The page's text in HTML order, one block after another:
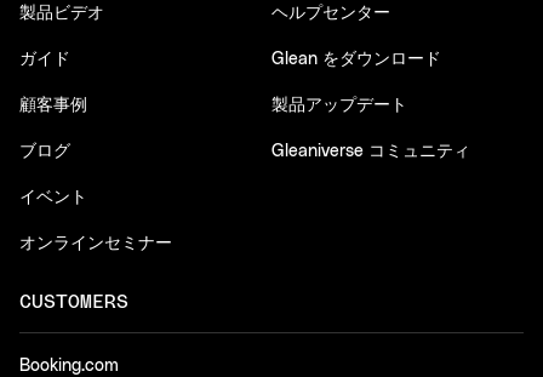
製品ビデオ
ガイド
顧客事例
ブログ
イベント
オンラインセミナー
ヘルプセンター
Glean をダウンロード
製品アップデート
Gleaniverse コミュニティ
CUSTOMERS
Booking.com